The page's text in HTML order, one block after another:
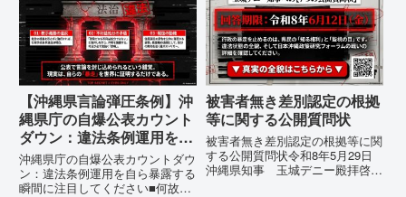
が飛来する以前に始まっていま
す。国連という国際的な舞台で、
巧妙な「言説（ナラティブ）」が
張...
【陳情03】沖縄県におけるメデ
ィア誤報の放置および行政の不作
為に対する責任追及と再発防...
【沖縄県言論弾圧条例】沖
縄県庁の自爆公表カウント
ダウン：違法条例運用を自
ら暴露する瞬間に注目して
ください
沖縄県庁の自爆公表カウントダウ
ン：違法条例運用を自ら暴露する
瞬間に注目してください■何故、
被害者無き差別認定の根拠
等に関する公開質問状
被害者無き差別認定の根拠等に関
する公開質問状令和8年5月29日
沖縄県知事 玉城デニー殿拝啓貴